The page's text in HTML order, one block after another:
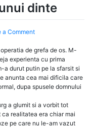
dinte
a Commenton
povestii
unui
dinte
de grefa de os. M-
experienta cu prima
a durut putin pe la sfarsit si
anunta cea mai dificila care
dupa spusele domnului
a glumit si a vorbit tot
realitatea era chiar mai
pe care nu le-am vazut